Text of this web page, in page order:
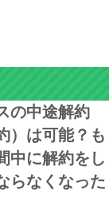
の中途解約
）は可能？も
中に解約をし
らなくなった